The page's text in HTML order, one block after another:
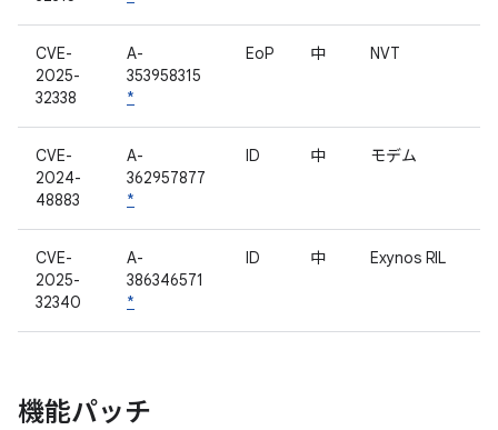
CVE-
2025-
32338
A-
353958315
*
EoP 中 NVT
CVE-
2024-
48883
A-
362957877
*
ID 中 モデム
CVE-
2025-
32340
A-
386346571
*
ID 中 Exynos RIL
機能パッチ